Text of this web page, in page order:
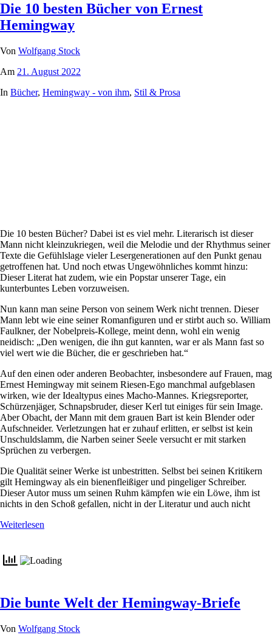
Die 10 besten Bücher von Ernest
Hemingway
Von Wolfgang Stock
Am 21. August 2022
In Bücher, Hemingway - von ihm, Stil & Prosa
Die 10 besten Bücher? Dabei ist es viel mehr. Literarisch ist dieser
Mann nicht kleinzukriegen, weil die Melodie und der Rhythmus seiner
Texte die Gefühlslage vieler Lesergenerationen auf den Punkt genau
getroffenen hat. Und noch etwas Ungewöhnliches kommt hinzu:
Dieser Literat hat zudem, wie ein Popstar unserer Tage, ein
kunterbuntes Leben vorzuweisen.
Nun kann man seine Person von seinem Werk nicht trennen. Dieser
Mann lebt wie eine seiner Romanfiguren und er stirbt auch so. William
Faulkner, der Nobelpreis-Kollege, meint denn, wohl ein wenig
neidisch: „Den wenigen, die ihn gut kannten, war er als Mann fast so
viel wert wie die Bücher, die er geschrieben hat.“
Auf den einen oder anderen Beobachter, insbesondere auf Frauen, mag
Ernest Hemingway mit seinem Riesen-Ego manchmal aufgeblasen
wirken, wie der Idealtypus eines Macho-Mannes. Kriegsreporter,
Schürzenjäger, Schnapsbruder, dieser Kerl tut einiges für sein Image.
Aber Obacht, der Mann mit dem grauen Bart ist kein Blender oder
Aufschneider. Verletzungen hat er zuhauf erlitten, er selbst ist kein
Unschuldslamm, die Narben seiner Seele versucht er mit starken
Sprüchen zu verbergen.
Die Qualität seiner Werke ist unbestritten. Selbst bei seinen Kritikern
gilt Hemingway als ein bienenfleißiger und pingeliger Schreiber.
Dieser Autor muss um seinen Ruhm kämpfen wie ein Löwe, ihm ist
nichts in den Schoß gefallen, nicht in der Literatur und auch nicht
Weiterlesen
Die bunte Welt der Hemingway-Briefe
Von Wolfgang Stock